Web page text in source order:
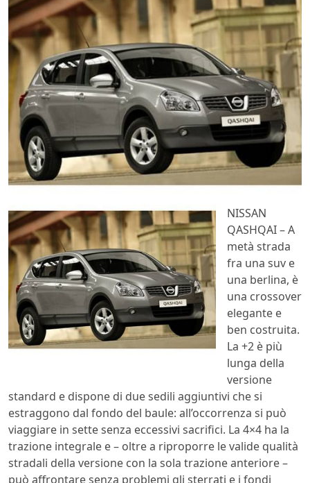
NISSAN
QASHQAI – A
metà strada
fra una suv e
una berlina, è
una crossover
elegante e
ben costruita.
La +2 è più
lunga della
versione
standard e dispone di due sedili aggiuntivi che si
estraggono dal fondo del baule: all’occorrenza si può
viaggiare in sette senza eccessivi sacrifici. La 4×4 ha la
trazione integrale e – oltre a riproporre le valide qualità
stradali della versione con la sola trazione anteriore –
può affrontare senza problemi gli sterrati e i fondi